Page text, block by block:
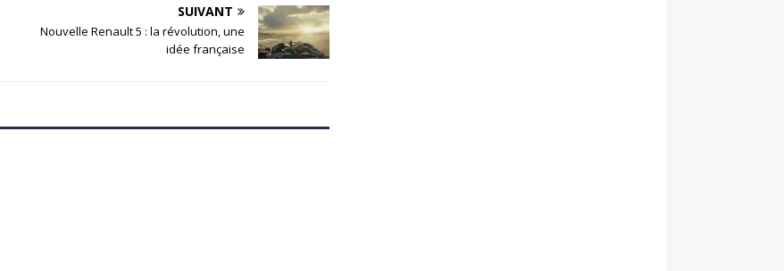
SUIVANT
Nouvelle Renault 5 : la révolution, une
idée française